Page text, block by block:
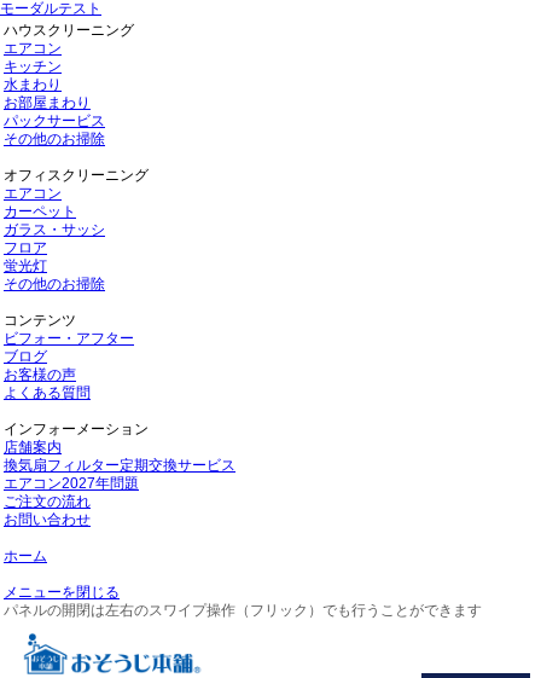
モーダルテスト
ハウスクリーニング
エアコン
キッチン
水まわり
お部屋まわり
パックサービス
その他のお掃除
オフィスクリーニング
エアコン
カーペット
ガラス・サッシ
フロア
蛍光灯
その他のお掃除
コンテンツ
ビフォー・アフター
ブログ
お客様の声
よくある質問
インフォーメーション
店舗案内
換気扇フィルター定期交換サービス
エアコン2027年問題
ご注文の流れ
お問い合わせ
ホーム
メニューを閉じる
パネルの開閉は左右のスワイプ操作（フリック）でも行うことができます